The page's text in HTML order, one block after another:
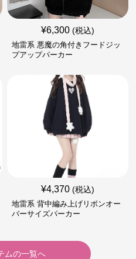
¥6,300 (税込)
地雷系 悪魔の角付きフードジッ
プアップパーカー
¥4,370 (税込)
地雷系 背中編み上げリボンオー
バーサイズパーカー
ムの一覧へ